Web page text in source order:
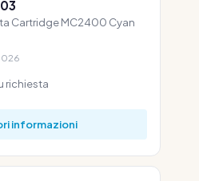
Cartridge MC2400 Cyan
richiesta
informazioni